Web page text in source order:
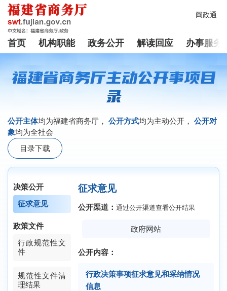
闽政通
首页 机构职能 政务公开 解读回应 办事服务
福建省商务厅主动公开事项目
录
公开主体均为福建省商务厅 ，公开方式均为主动公开，公开对
象均为全社会
目录下载
决策公开
征求意见
政策文件
行政规范性文
件
规范性文件清
理结果
征求意见
公开渠道： 通过公开渠道查看公开结果
政府网站
栏目：首页 > 互动交流 > 民意征
集
公开内容：
行政决策事项征求意见和采纳情况
信息